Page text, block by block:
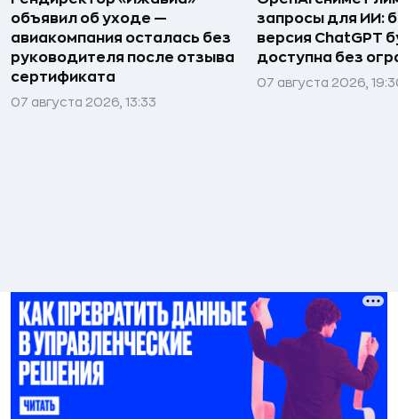
объявил об уходе —
авиакомпания осталась без
руководителя после отзыва
сертификата
07 августа 2026, 13:33
запросы для ИИ:
версия ChatGPT
доступна без
07 августа 2026,